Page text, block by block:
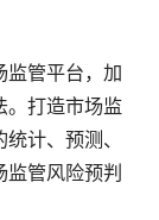
监管平台，加
。打造市场监
计、预测、
管风险预判